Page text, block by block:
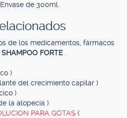
de 300ml.
de los medicamentos, fármacos
SHAMPOO FORTE
)
del crecimiento capilar )
)
la alopecia )
PARA GOTAS (